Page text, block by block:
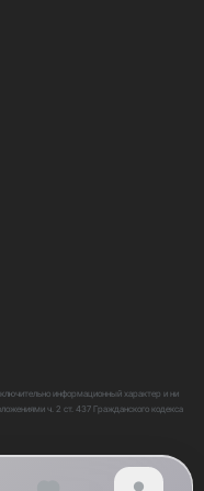
информационный характер и ни
ч. 2 ст. 437 Гражданского кодекса